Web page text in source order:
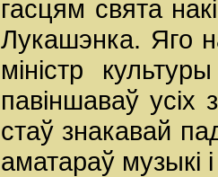
гасцям свята
Лукашэнка. Яго
міністр
павіншаваў усіх
стаў знакавай
аматараў музыкі